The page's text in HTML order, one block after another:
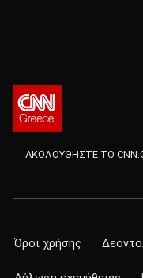
ΑΚΟΛΟΥΘΗΣΤΕ ΤΟ
Όροι χρήσης